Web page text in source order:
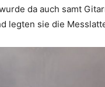
da auch samt
legten sie die